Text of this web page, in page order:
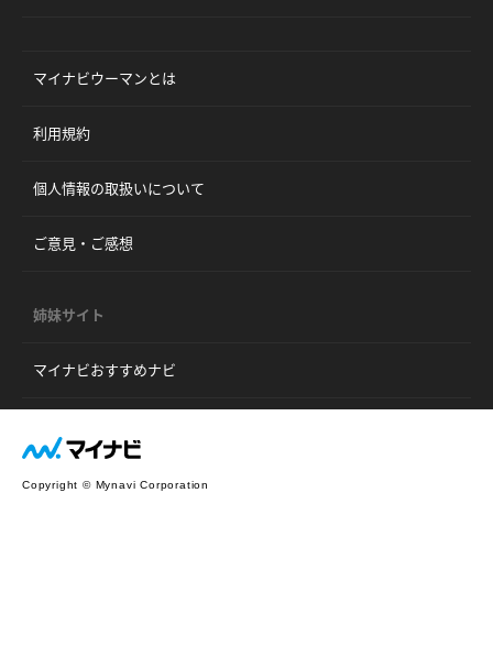
マイナビウーマンとは
利用規約
個人情報の取扱いについて
ご意見・ご感想
姉妹サイト
マイナビおすすめナビ
Copyright © Mynavi Corporation